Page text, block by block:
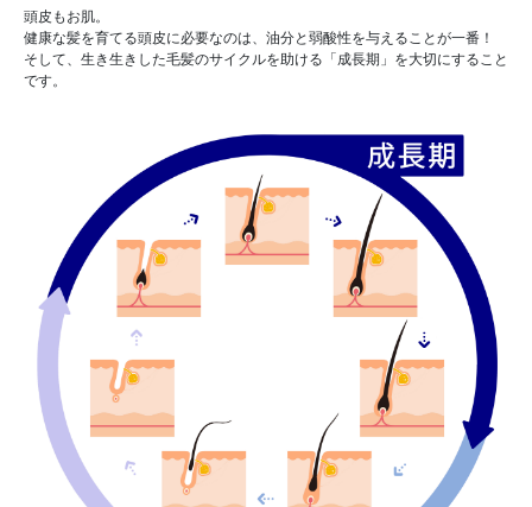
頭皮もお肌。
健康な髪を育てる頭皮に必要なのは、油分と弱酸性を与えることが一番！
そして、生き生きした毛髪のサイクルを助ける「成長期」を大切にすること
です。